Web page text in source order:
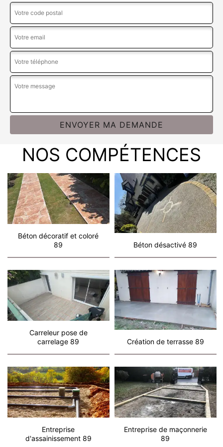
NOS COMPÉTENCES
Béton décoratif et coloré
89
Béton désactivé 89
Carreleur pose de
carrelage 89
Création de terrasse 89
Entreprise
d'assainissement 89
Entreprise de maçonnerie
89